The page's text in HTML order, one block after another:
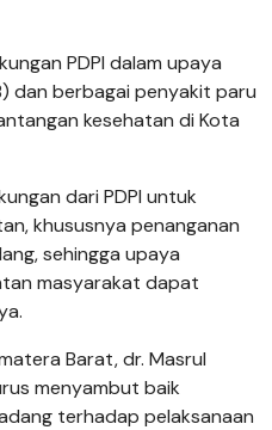
PDPI dalam upaya
dan berbagai penyakit paru
kesehatan di Kota
dari PDPI untuk
khususnya penanganan
sehingga upaya
masyarakat dapat
Barat, dr. Masrul
menyambut baik
terhadap pelaksanaan